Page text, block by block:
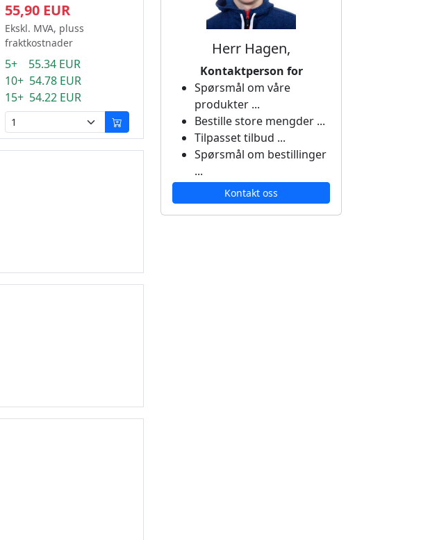
55,90 EUR
Ekskl. MVA, pluss
fraktkostnader
5+ 55.34 EUR
10+ 54.78 EUR
15+ 54.22 EUR
Herr Hagen,
Kontaktperson for
Spørsmål om våre
produkter ...
Bestille store mengder ...
Tilpasset tilbud ...
Spørsmål om bestillinger
...
Kontakt oss